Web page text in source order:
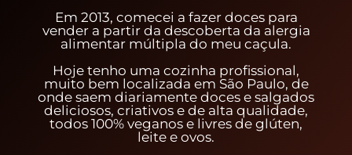
Em 2013, comecei a fazer doces para
vender a partir da descoberta da alergia
alimentar múltipla do meu caçula.
Hoje tenho uma cozinha profissional,
muito bem localizada em São Paulo, de
onde saem diariamente doces e salgados
deliciosos, criativos e de alta qualidade,
todos 100% veganos e livres de glúten,
leite e ovos.